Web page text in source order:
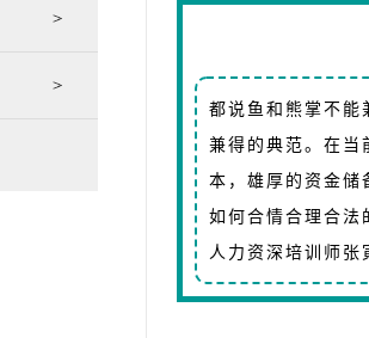
都说鱼和熊掌不能
兼得的典范。在当
本，雄厚的资金储
如何合情合理合法
人力资深培训师张